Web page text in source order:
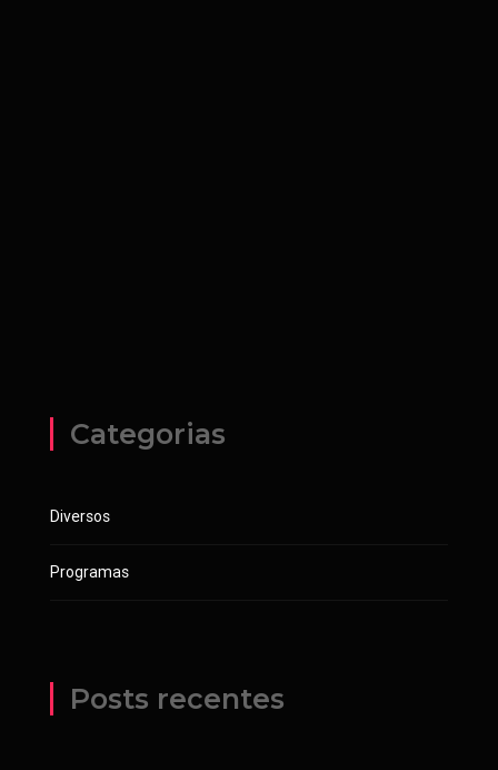
Categorias
Diversos
Programas
Posts recentes